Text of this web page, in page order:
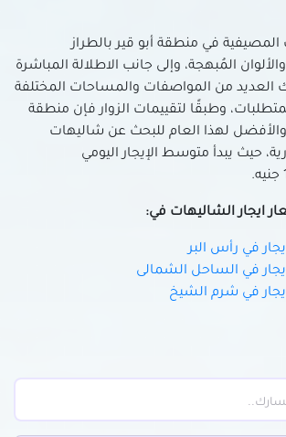
المصيفية في منطقة أبو قير بالطراز
المُبهجة، وإلى جانب الاطلالة المباشرة
العديد من المواصفات والمساحات المختلفة
وطبقًا لتقييمات الزوار فإن منطقة
لهذا العام للبحث عن شاليهات
حيث يبدأ متوسط الإيجار اليومي
ايجار الشاليهات في:
في رأس البر
في الساحل الشمالى
في شرم الشيخ